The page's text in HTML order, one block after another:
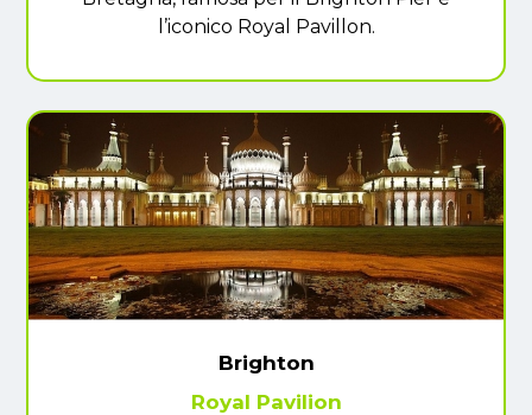
l’iconico Royal Pavillon.
Brighton
Royal Pavilion